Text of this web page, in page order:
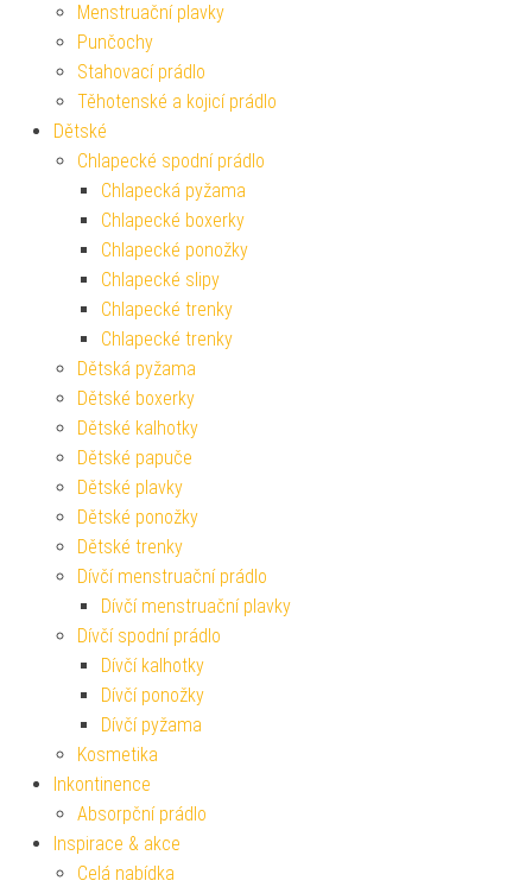
Menstruační plavky
Punčochy
Stahovací prádlo
Těhotenské a kojicí prádlo
Dětské
Chlapecké spodní prádlo
Chlapecká pyžama
Chlapecké boxerky
Chlapecké ponožky
Chlapecké slipy
Chlapecké trenky
Chlapecké trenky
Dětská pyžama
Dětské boxerky
Dětské kalhotky
Dětské papuče
Dětské plavky
Dětské ponožky
Dětské trenky
Dívčí menstruační prádlo
Dívčí menstruační plavky
Dívčí spodní prádlo
Dívčí kalhotky
Dívčí ponožky
Dívčí pyžama
Kosmetika
Inkontinence
Absorpční prádlo
Inspirace & akce
Celá nabídka